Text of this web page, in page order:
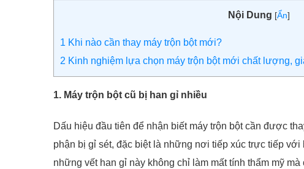
Nội Dung [Ẩn]
1 Khi nào cần thay máy trộn bột mới?
2 Kinh nghiệm lựa chọn máy trộn bột mới chất lượng,
1. Máy trộn bột cũ bị han gỉ nhiều
Dấu hiệu đầu tiên để nhận biết máy trộn bột cần được
phận bị gỉ sét, đặc biệt là những nơi tiếp xúc trực tiếp
những vết han gỉ này không chỉ làm mất tính thẩm mỹ